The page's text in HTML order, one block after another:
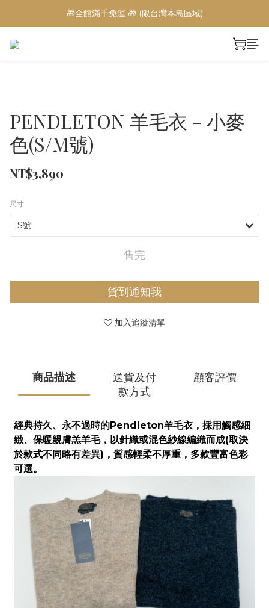
🎁全館滿千免運 🎁 (限台灣本島區域)
PENDLETON 羊毛衣 - 小麥
色(S/M號)
NT$3,890
尺寸
售完
貨到通知我
加入追蹤清單
商品描述
送貨及付
款方式
顧客評價
經典持久、永不過時的Pendleton羊毛衣，採用觸感細
緻、保暖親膚羔羊毛，以針織或混色紗線編織而成(取決
於款式不同略有差異) ，質感輕柔不厚重，多款豐富色彩
可選。